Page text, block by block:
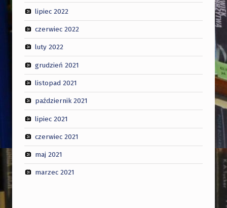
lipiec 2022
czerwiec 2022
luty 2022
grudzień 2021
listopad 2021
październik 2021
lipiec 2021
czerwiec 2021
maj 2021
marzec 2021